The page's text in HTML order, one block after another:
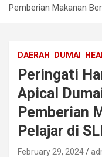
Pemberian Makanan
DAERAH DUMAI
Peringati
Apical
Pemberian
Pelajar di
February 29, 2024